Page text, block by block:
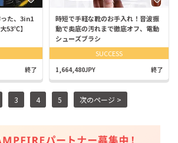
た、3in1
53℃】
終了
時短で手軽な靴のお手入れ！音波振
動で奥底の汚れまで徹底オフ、電動
シューズブラシ
SUCCESS
1,664,480JPY 終了
3 4 5 次のページ >